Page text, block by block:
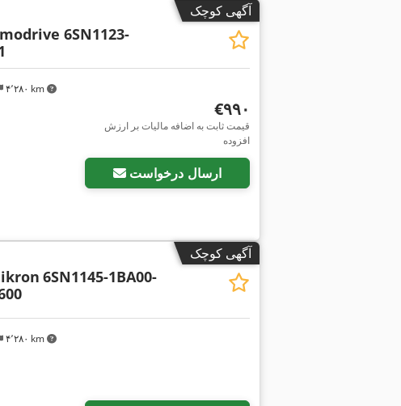
آگهی کوچک
۴٬۲۸۰ km
6SN1123-
‎€۹۹۰
قیمت ثابت به اضافه مالیات بر ارزش
افزوده
ارسال درخواست
آگهی کوچک
۴٬۲۸۰ km
6SN1145-1BA00-